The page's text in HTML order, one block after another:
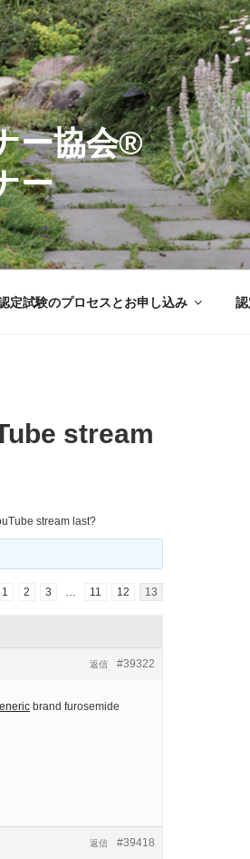
デザイ
ー
定試験のプロセスとお申し込み
stream
stream last?
1 2 3 11 12 13
#39322
返信
brand furosemide
#39418
返信